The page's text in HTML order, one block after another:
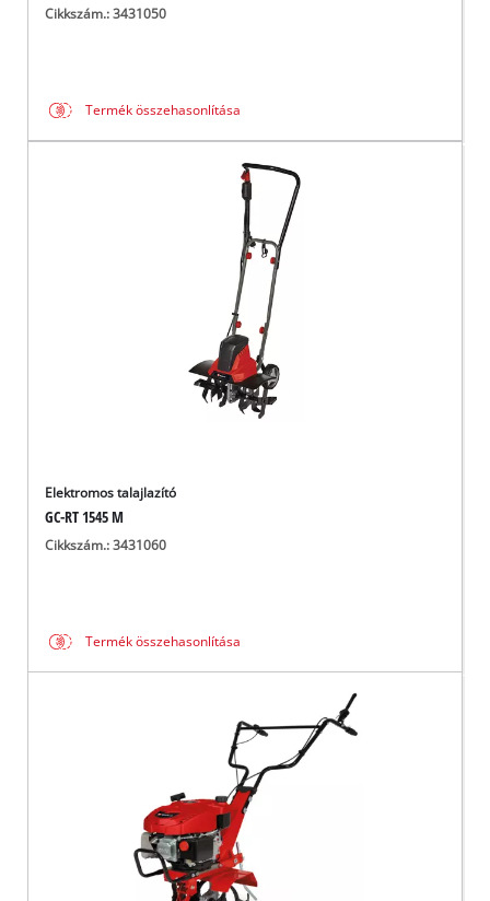
Cikkszám.: 3431050
Termék összehasonlítása
Elektromos talajlazító
GC-RT 1545 M
Cikkszám.: 3431060
Termék összehasonlítása